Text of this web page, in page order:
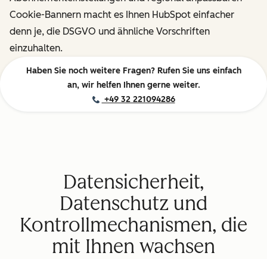
Cookie-Bannern macht es Ihnen HubSpot einfacher
denn je, die DSGVO und ähnliche Vorschriften
einzuhalten.
Haben Sie noch weitere Fragen? Rufen Sie uns einfach
an, wir helfen Ihnen gerne weiter.
+49 32 221094286
Datensicherheit,
Datenschutz und
Kontrollmechanismen, die
mit Ihnen wachsen